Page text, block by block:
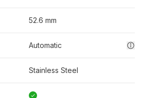
52.6 mm
Automatic
Stainless Steel